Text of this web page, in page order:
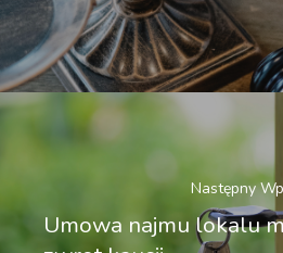
Następny
Umowa najmu lokalu